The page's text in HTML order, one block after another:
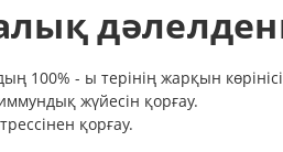
100% - ы терінің жарқын
жүйесін қорғау.
қорғау.